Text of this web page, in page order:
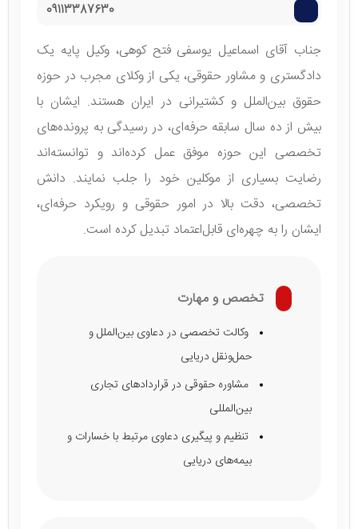
09113387630
جناب آقای اسماعیل یوسفی فتح کوهی، وکیل پایه یک
دادگستری و مشاور حقوقی، یکی از وکلای مجرب در حوزه
حقوق بین‌الملل و کشتیرانی در ایران هستند. ایشان با
بیش از ده سال سابقه حرفه‌ای، در رسیدگی به پرونده‌های
تخصصی این حوزه موفق عمل کرده‌اند و توانسته‌اند
رضایت بسیاری از موکلین خود را جلب نمایند. دانش
تخصصی، دقت بالا در امور حقوقی و رویکرد حرفه‌ای،
ایشان را به چهره‌ای قابل‌اعتماد تبدیل کرده است.
تخصص و مهارت
وکالت تخصصی در دعاوی بین‌الملل و
حمل‌ونقل دریایی
مشاوره حقوقی در قراردادهای تجاری
بین‌المللی
تنظیم و پیگیری دعاوی مرتبط با خسارات و
بیمه‌های دریایی